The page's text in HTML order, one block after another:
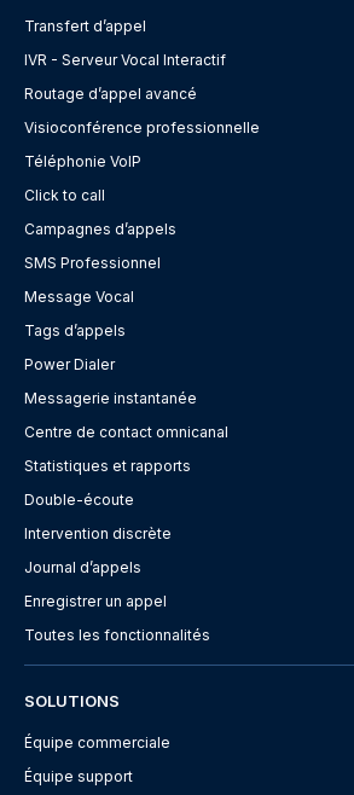
Transfert d’appel
IVR - Serveur Vocal Interactif
Routage d’appel avancé
Visioconférence professionnelle
Téléphonie VoIP
Click to call
Campagnes d’appels
SMS Professionnel
Message Vocal
Tags d’appels
Power Dialer
Messagerie instantanée
Centre de contact omnicanal
Statistiques et rapports
Double-écoute
Intervention discrète
Journal d’appels
Enregistrer un appel
Toutes les fonctionnalités
SOLUTIONS
Équipe commerciale
Équipe support